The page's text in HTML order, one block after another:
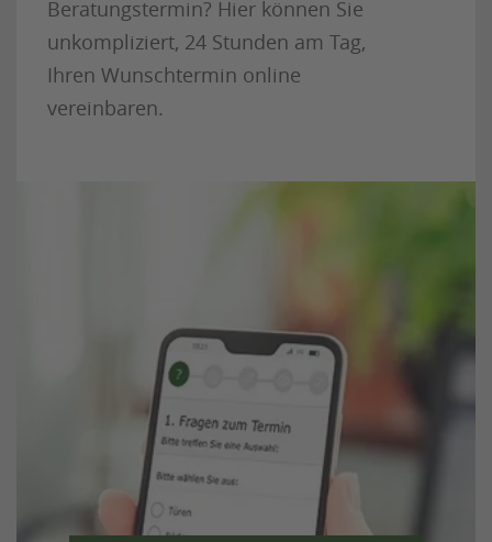
Beratungstermin? Hier können Sie
unkompliziert, 24 Stunden am Tag,
Ihren Wunschtermin online
vereinbaren.